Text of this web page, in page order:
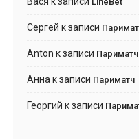
Сергей к записи
Anton к записи Париматч
Анна к записи Париматч
Георгий к записи